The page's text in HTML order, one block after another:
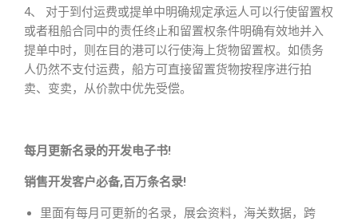
4、 对于到付运费或提单中明确规定承运人可以行使留置权
或者租船合同中的责任终止和留置权条件明确有效地并入
提单中时，则在目的港可以行使海上货物留置权。如债务
人仍然不支付运费，船方可直接留置货物按程序进行拍
卖、变卖，从价款中优先受偿。
每月更新名录的开发电子书!
销售开发客户必备,百万条名录!
里面有每月可更新的名录，展会资料，海关数据，跨